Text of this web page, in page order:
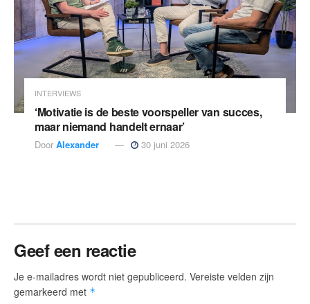
INTERVIEWS
‘Motivatie is de beste voorspeller van succes,
maar niemand handelt ernaar’
Door Alexander 30 juni 2026
Geef een reactie
Je e-mailadres wordt niet gepubliceerd. Vereiste velden zijn
gemarkeerd met *